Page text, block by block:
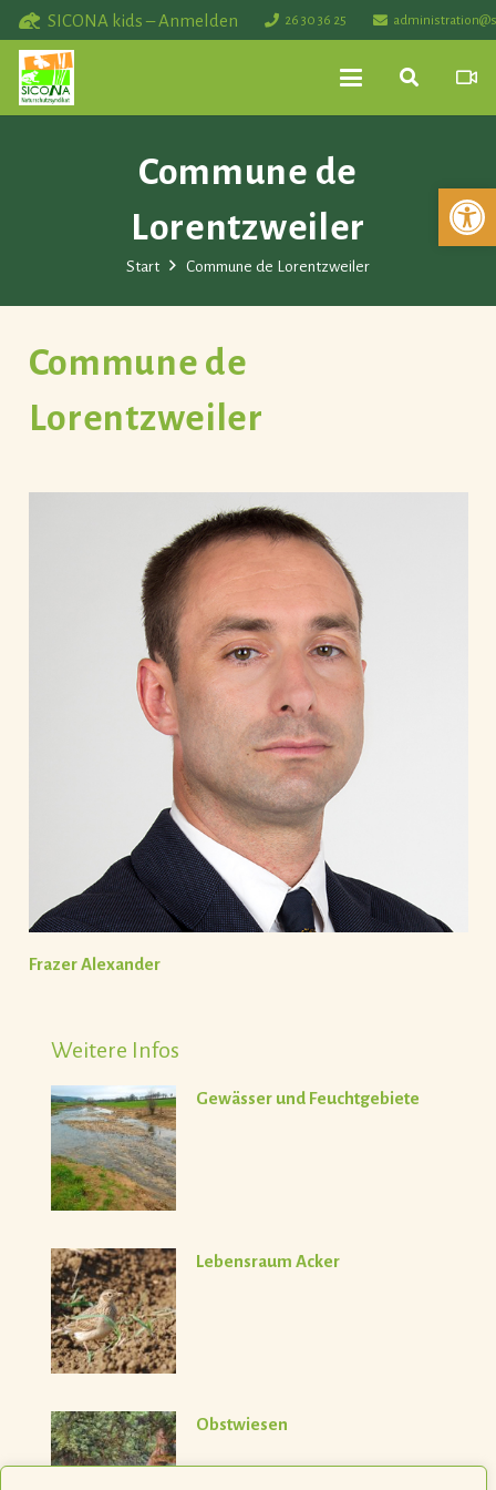
SICONA kids – Anmelden 26 30 36 25
Commune de
Lorentzweiler
Start Commune de Lorentzweiler
Commune de
Lorentzweiler
Frazer Alexander
Weitere Infos
Gewässer und Feuchtgebiete
Lebensraum Acker
Obstwiesen